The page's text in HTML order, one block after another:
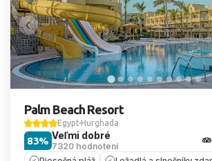
Palm Beach Resort
Egypt Hurghada
Veľmi dobré
7320 hodnotení
83%